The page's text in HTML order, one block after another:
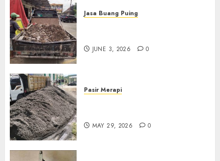
Jasa Buang Puing
JUNE 3, 2026 0
Pasir Merapi
MAY 29, 2026 0